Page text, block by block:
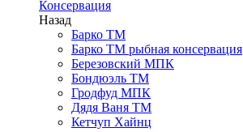
Консервация
Назад
Барко ТМ
Барко ТМ рыбная консервация
Березовский МПК
Бондюэль ТМ
Гродфуд МПК
Дядя Ваня ТМ
Кетчуп Хайнц